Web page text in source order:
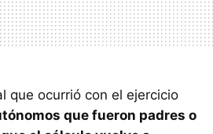
que ocurrió con el ejercicio
que fueron padres o